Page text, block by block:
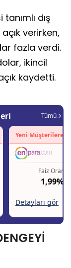
dış
verirken,
fazla verdi.
ikincil
kaydetti.